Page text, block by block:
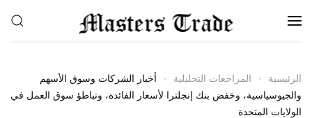
Skip to main content
الرئيسية المراجعات التحليلية
أخبار الشركات وسوق الأسهم
والجيوسياسية، وخفض بنك إنجلترا لأسعار الفائدة، وتباطؤ سوق العمل في
الولايات المتحدة